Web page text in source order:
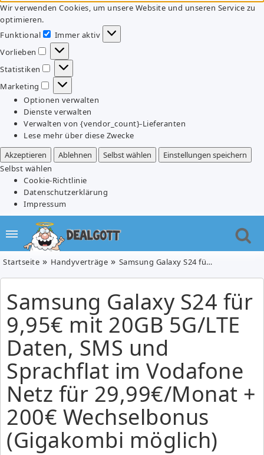
Wir verwenden Cookies, um unsere Website und unseren Service zu
optimieren.
Funktional
Funktional
Immer aktiv
Vorlieben
Vorlieben
Statistiken
Statistiken
Marketing
Marketing
Optionen verwalten
Dienste verwalten
Verwalten von {vendor_count}-Lieferanten
Lese mehr über diese Zwecke
Akzeptieren
Ablehnen Selbst wählen
Einstellungen speichern
Selbst wählen
Cookie-Richtlinie
Datenschutzerklärung
Impressum
Startseite Handyverträge Samsung Galaxy S24 für 9,95€ mit 20GB 5G/LTE Daten, SMS und Sprachflat im Vodafone Netz für 29,99€/Monat + 200€ Wechselbonus (Gigakombi möglich)
Samsung Galaxy S24 für
9,95€ mit 20GB 5G/LTE
Daten, SMS und
Sprachflat im Vodafone
Netz für 29,99€/Monat +
200€ Wechselbonus
(Gigakombi möglich)